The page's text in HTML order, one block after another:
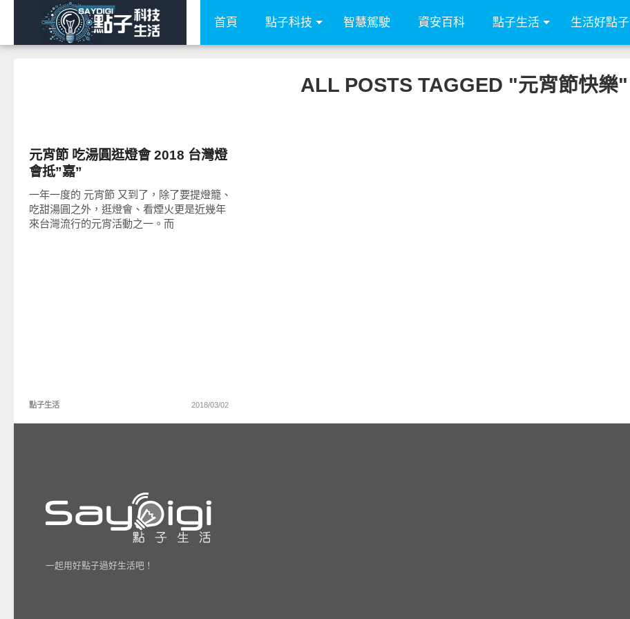
首頁 點子科技 智慧駕駛 資安百科 點子生活 生活好點子
ALL POSTS TAGGED "元宵節快樂"
元宵節 吃湯圓逛燈會 2018 台灣燈
會抵”嘉”
一年一度的 元宵節 又到了，除了要提燈籠、
吃甜湯圓之外，逛燈會、看煙火更是近幾年
來台灣流行的元宵活動之一。而
點子生活 2018/03/02
一起用好點子過好生活吧！